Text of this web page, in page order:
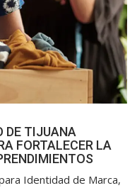
DE TIJUANA
FORTALECER LA
Identidad de Marca,